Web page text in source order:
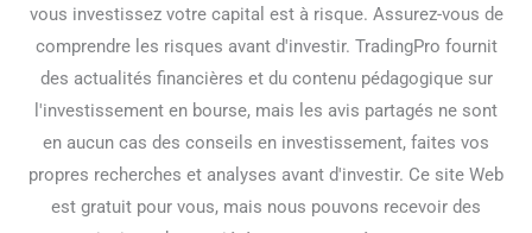
vous investissez votre capital est à risque. Assurez-vous de
comprendre les risques avant d'investir. TradingPro fournit
des actualités financières et du contenu pédagogique sur
l'investissement en bourse, mais les avis partagés ne sont
en aucun cas des conseils en investissement, faites vos
propres recherches et analyses avant d'investir. Ce site Web
est gratuit pour vous, mais nous pouvons recevoir des